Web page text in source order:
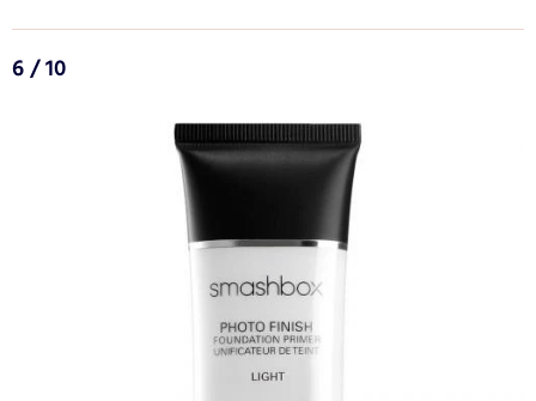
6 / 10